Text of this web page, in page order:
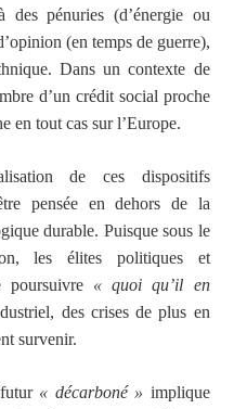
pénuries (d’énergie ou
(en temps de guerre),
Dans un contexte de
d’un crédit social proche
en tout cas sur l’Europe.
de ces dispositifs
pensée en dehors de la
durable. Puisque sous le
les élites politiques et
poursuivre « quoi qu’il en
des crises de plus en
survenir.
« décarboné » implique